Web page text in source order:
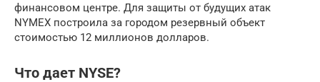
финансовом центре. Для защиты от будущих атак
NYMEX построила за городом резервный объект
стоимостью 12 миллионов долларов.
Что дает NYSE?